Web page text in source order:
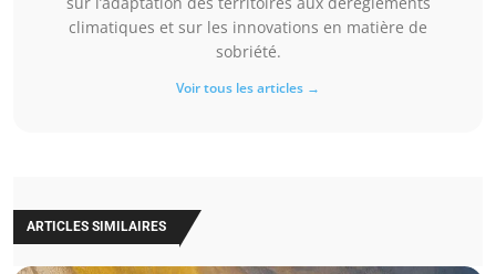
climatiques et sur les innovations en matière de
sobriété.
Voir tous les articles →
ARTICLES SIMILAIRES